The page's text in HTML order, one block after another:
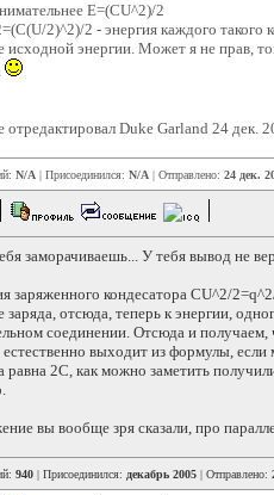
E=(CU^2)/2
2)^2)/2 - энергия каждого такого
исходной энергии. Может я не прав,
Duke Garland 24 дек.
N/A | Присоединился: N/A | Отправлено: 24 дек.
заморачиваешь... У тебя вывод не
заряженного кондесатора CU^2/
заряда, отсюда, теперь к энергии,
соединении. Отсюда и получаем,
выходит из формулы,
равна 2С, как можно заметить
вы вообще зря сказали, про
940 | Присоединился: декабрь 2005 | Отправлено: